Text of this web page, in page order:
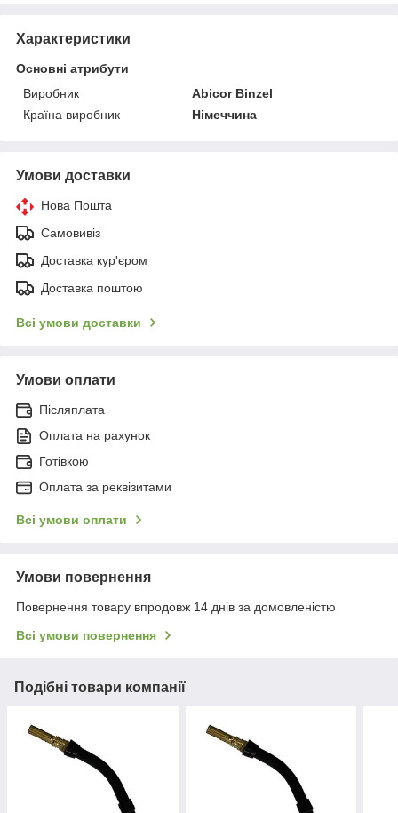
Характеристики
Основні атрибути
Виробник
Abicor Binzel
Країна виробник
Німеччина
Умови доставки
Нова Пошта
Самовивіз
Доставка кур'єром
Доставка поштою
Всі умови доставки
Умови оплати
Післяплата
Оплата на рахунок
Готівкою
Оплата за реквізитами
Всі умови оплати
Умови повернення
Повернення товару впродовж 14 днів за домовленістю
Всі умови повернення
Подібні товари компанії